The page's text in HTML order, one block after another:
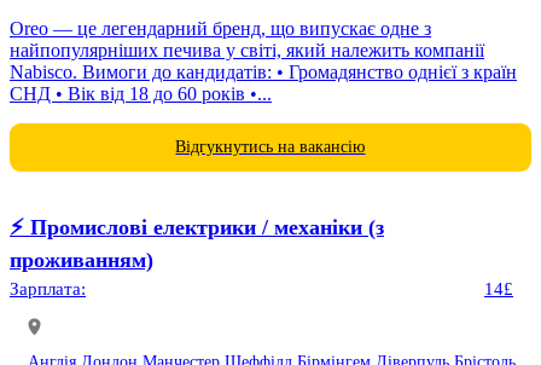
Oreo — це легендарний бренд, що випускає одне з
найпопулярніших печива у світі, який належить компанії
Nabisco. Вимоги до кандидатів: • Громадянство однієї з країн
СНД • Вік від 18 до 60 років •...
Відгукнутись на вакансію
⚡️ Промислові електрики / механіки (з
проживанням)
Зарплата: 14£